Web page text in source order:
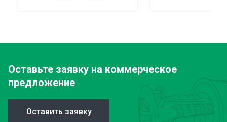
Оставьте заявку на коммерческое
предложение
Оставить заявку